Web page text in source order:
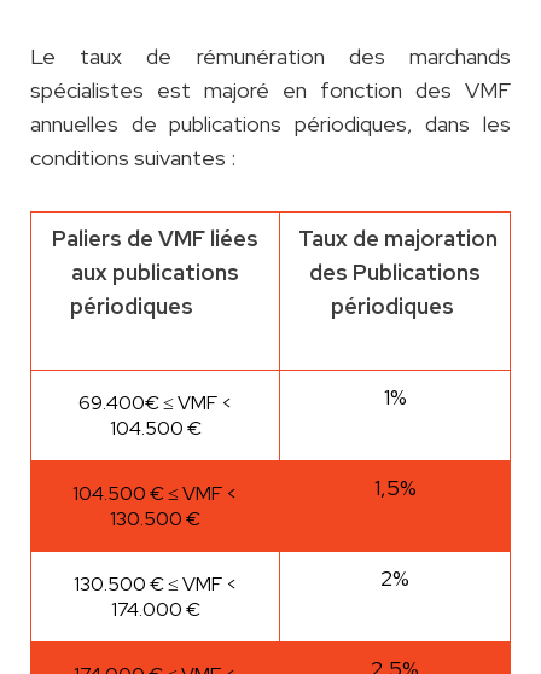
Le taux de rémunération des marchands
spécialistes est majoré en fonction des VMF
annuelles de publications périodiques, dans les
conditions suivantes :
Paliers de VMF liées
aux publications
périodiques
Taux de majoration
des Publications
périodiques
69.400€ ≤ VMF <
104.500 €
1%
104.500 € ≤ VMF <
130.500 €
1,5%
130.500 € ≤ VMF <
174.000 €
2%